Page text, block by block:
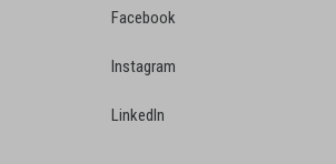
Facebook
Instagram
LinkedIn